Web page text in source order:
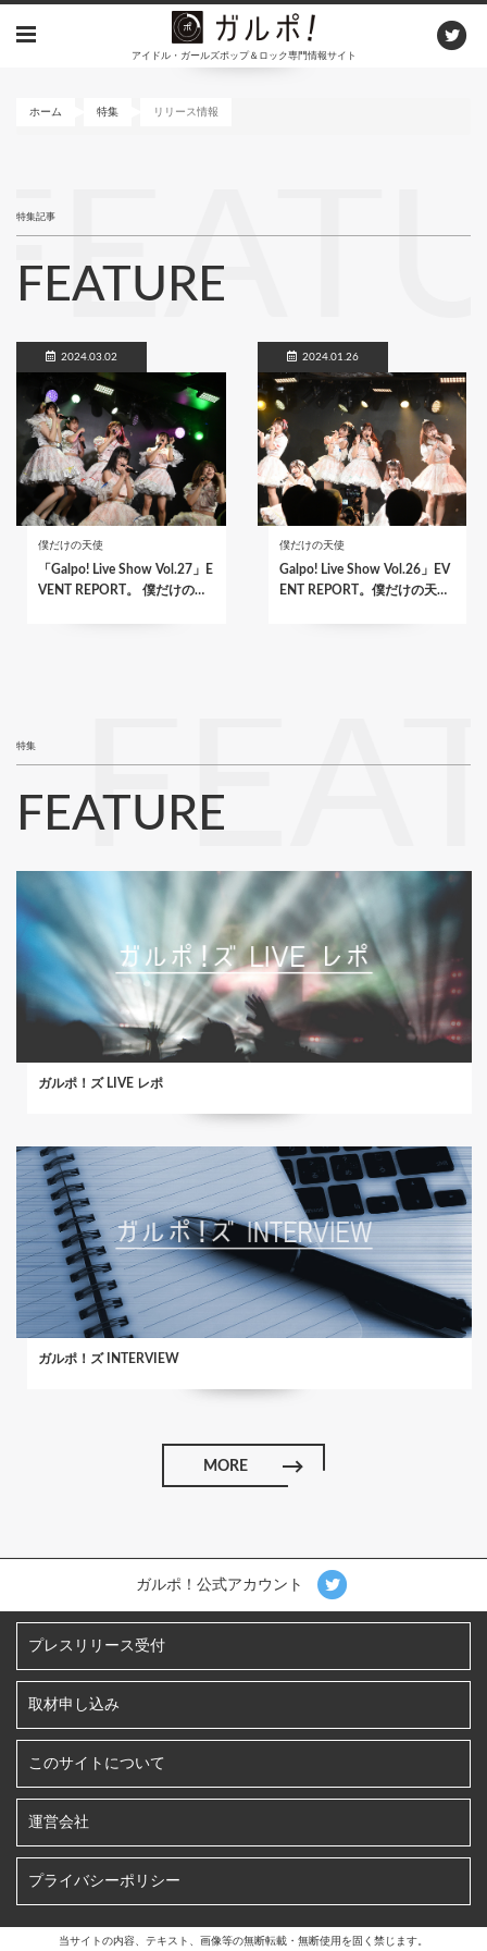
アイドル・ガールズポップ＆ロック専門情報サイト
ホーム 特集 リリース情報
特集記事
FEATURE
2024.03.02
僕だけの天使
「Galpo! Live Show Vol.27」E
VENT REPORT。 僕だけの…
2024.01.26
僕だけの天使
Galpo! Live Show Vol.26」EV
ENT REPORT。僕だけの天…
特集
FEATURE
ガルポ！ズ LIVE レポ
ガルポ！ズ INTERVIEW
MORE
ガルポ！公式アカウント
プレスリリース受付
取材申し込み
このサイトについて
運営会社
プライバシーポリシー
当サイトの内容、テキスト、画像等の無断転載・無断使用を固く禁じます。